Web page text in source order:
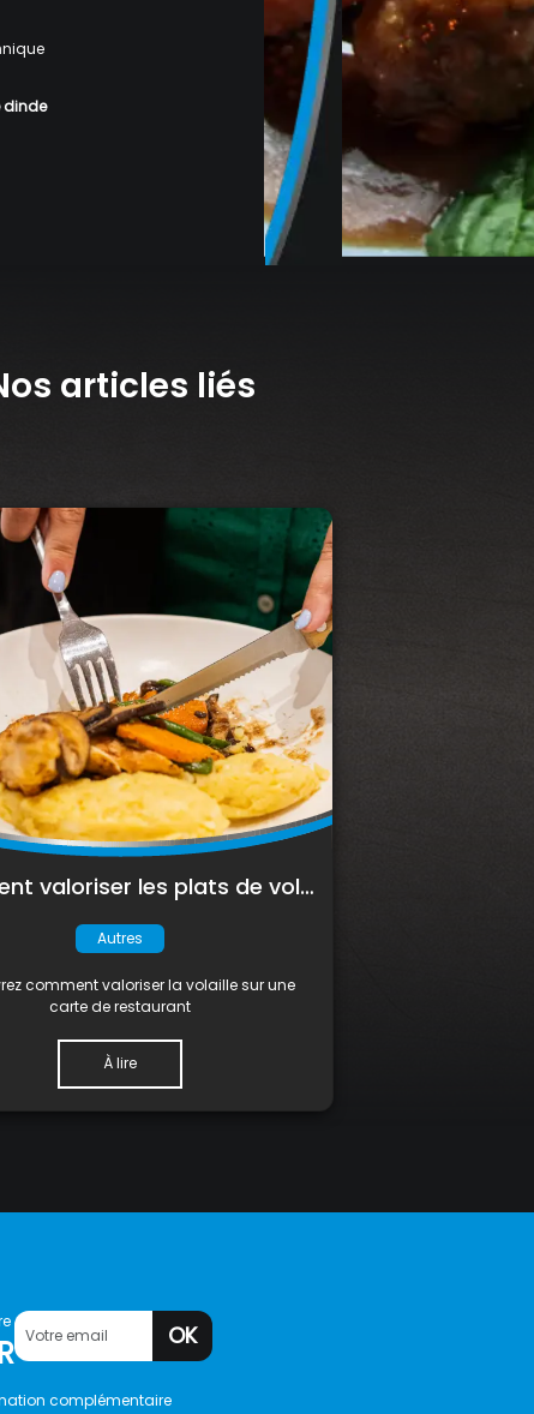
dinde
articles liés
Comment valoriser les plats de volaille sur une carte de restaurant ?
Autres
comment valoriser la volaille sur une
carte de restaurant
À lire
OK
complémentaire